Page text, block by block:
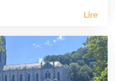
Lire